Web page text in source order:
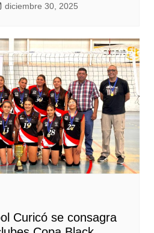
diciembre 30, 2025
Curicó se consagra